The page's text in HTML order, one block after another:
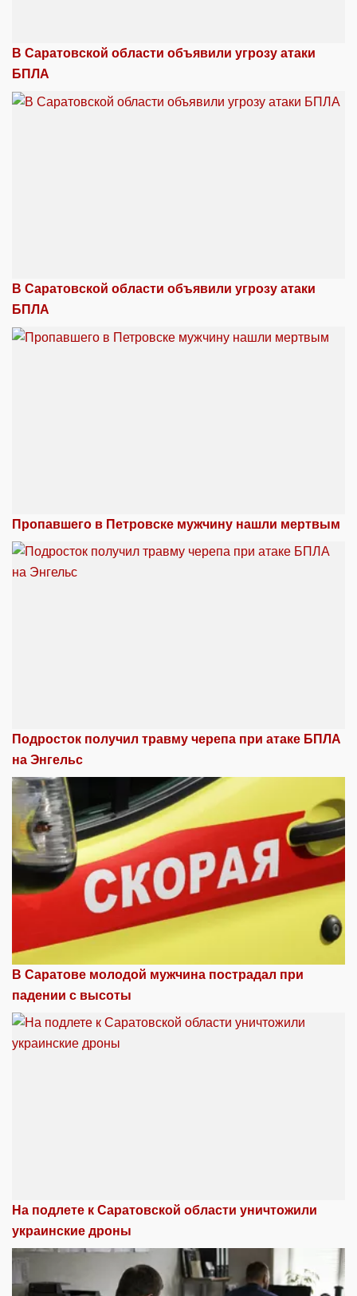
В Саратовской области объявили угрозу атаки
БПЛА
В Саратовской области объявили угрозу атаки
БПЛА
Пропавшего в Петровске мужчину нашли мертвым
Подросток получил травму черепа при атаке БПЛА
на Энгельс
В Саратове молодой мужчина пострадал при
падении с высоты
На подлете к Саратовской области уничтожили
украинские дроны